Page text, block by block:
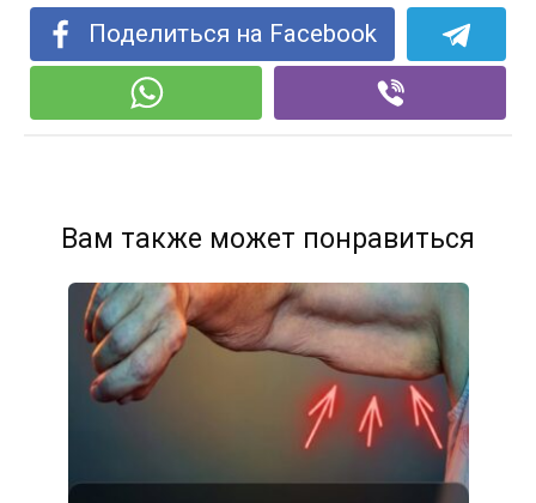
Поделиться на Facebook
Вам также может понравиться